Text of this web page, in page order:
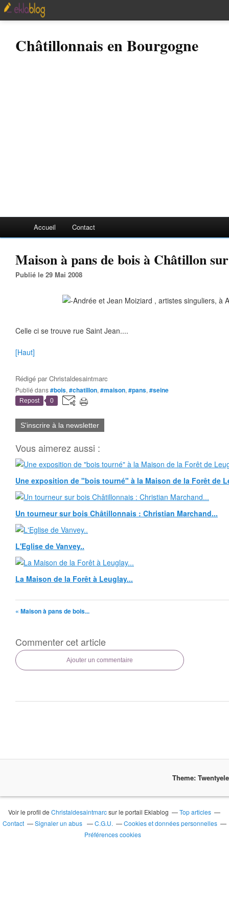
Châtillonnais en Bourgogne
Accueil Contact
Maison à pans de bois à Châtillon
Publié le 29 Mai 2008
Celle ci se trouve rue Saint Jean....
[Haut]
Rédigé parChristaldesaintmarc
Publié dans#bois, #chatillon, #maison, #pans, #seine
Repost 0
S'inscrire à la newsletter
Vous aimerez aussi :
Une exposition de "bois tourné" à la Maison de la Forêt de
Un tourneur sur bois Châtillonnais : Christian Marchand...
L'Eglise de Vanvey..
La Maison de la Forêt à Leuglay...
« Maison à pans de bois...
Commenter cet article
Ajouter un commentaire
Theme:
Voir le profil deChristaldesaintmarcsur le portail Eklablog
Top articles
Contact
Signaler un abus C.G.U.
Cookies et données personnelles
Préférences cookies